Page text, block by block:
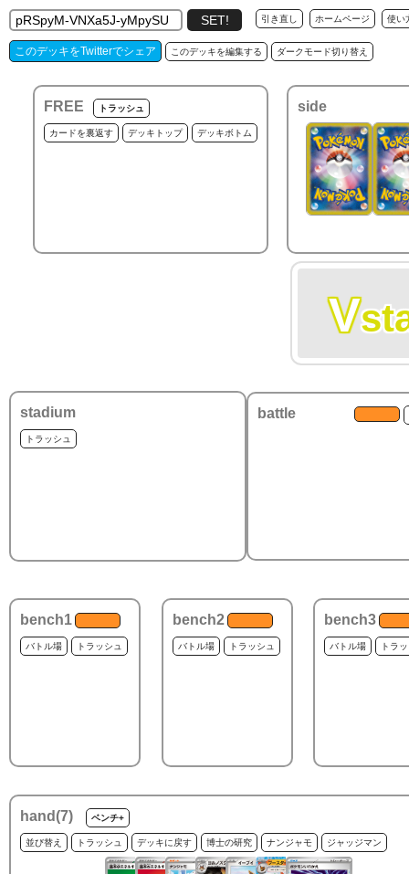
引き直し ホームページ 使い
このデッキをTwitterでシェア このデッキを編集する ダークモード切り替え
FREE トラッシュ
カードを裏返す デッキトップ デッキボトム
side
V
stadium
トラッシュ
battle
bench1
バトル場 トラッシュ
bench2
バトル場 トラッシュ
bench3
バトル場 トラ
hand(7) ベンチ+
並び替え トラッシュ デッキに戻す 博士の研究 ナンジャモ ジャッジマン